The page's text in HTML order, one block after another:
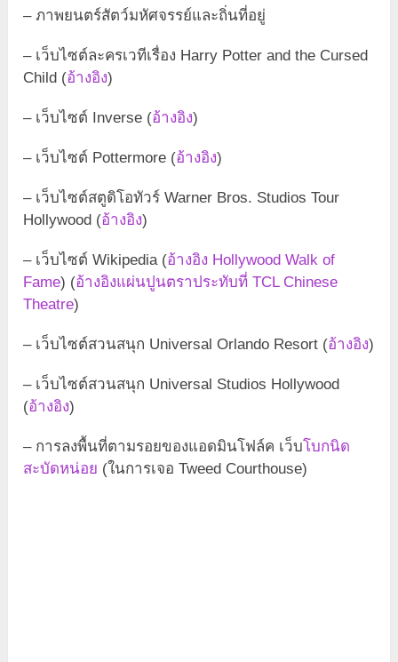
– ภาพยนตร์สัตว์มหัศจรรย์และถิ่นที่อยู่
– เว็บไซต์ละครเวทีเรื่อง Harry Potter and the Cursed
Child (อ้างอิง)
– เว็บไซต์ Inverse (อ้างอิง)
– เว็บไซต์ Pottermore (อ้างอิง)
– เว็บไซต์สตูดิโอทัวร์ Warner Bros. Studios Tour
Hollywood (อ้างอิง)
– เว็บไซต์ Wikipedia (อ้างอิง Hollywood Walk of
Fame) (อ้างอิงแผ่นปูนตราประทับที่ TCL Chinese
Theatre)
– เว็บไซต์สวนสนุก Universal Orlando Resort (อ้างอิง)
– เว็บไซต์สวนสนุก Universal Studios Hollywood
(อ้างอิง)
– การลงพื้นที่ตามรอยของแอดมินโฟล์ค เว็บโบกนิด
สะบัดหน่อย (ในการเจอ Tweed Courthouse)